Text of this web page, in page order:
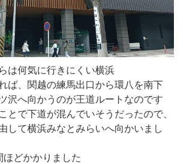
は何気に行きにくい横浜
ば、関越の練馬出口から環八を南下
沢へ向かうのが王道ルートなのです
とで下道が混んでいそうだったので、
して横浜みなとみらいへ向かいまし
どかかりました